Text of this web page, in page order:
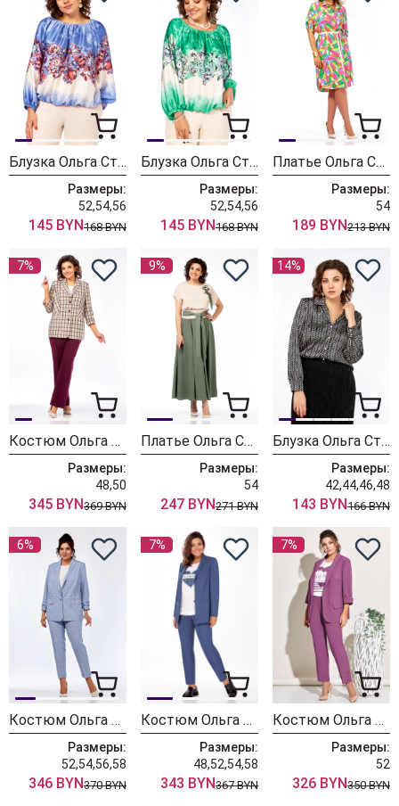
Блузка Ольга Стиль С881 сиреневый цветы
Размеры:
52,54,56
145 BYN168 BYN
Блузка Ольга Стиль С881 цветы
Размеры:
52,54,56
145 BYN168 BYN
Платье Ольга Стиль С927
Размеры:
54
189 BYN213 BYN
7%
Костюм Ольга Стиль С918 клетка-бордовый
Размеры:
48,50
345 BYN369 BYN
9%
Платье Ольга Стиль С912 беж+зеленый
Размеры:
54
247 BYN271 BYN
14%
Блузка Ольга Стиль 880
Размеры:
42,44,46,48
143 BYN166 BYN
6%
Костюм Ольга Стиль 614 серый + клетка
Размеры:
52,54,56,58
346 BYN370 BYN
7%
Костюм Ольга Стиль С774 джинс
Размеры:
48,52,54,58
343 BYN367 BYN
7%
Костюм Ольга Стиль С541 клевер
Размеры:
52
326 BYN350 BYN